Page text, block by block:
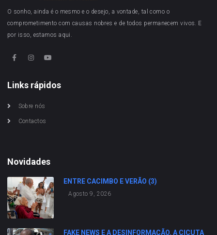
O sonho, ainda é o mesmo e o desejo, a vontade, tal como o
comprometimento com causas nobres e de todos permanecem vivos. E
por isso, estamos aqui.
Links rápidos
Sobre nós
Contactos
Novidades
ENTRE CACIMBO E VERÃO (3)
Agosto 9, 2026
FAKE NEWS E A DESINFORMAÇÃO. A CICUTA